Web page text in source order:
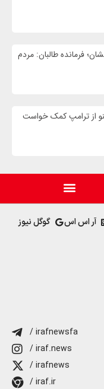
فرمانده طالبان: مردم
از ترامپ کمک خواست
آر اس اس گوگل نیوز
/ irafnewsfa
/ iraf.news
/ irafnews
/ iraf.ir